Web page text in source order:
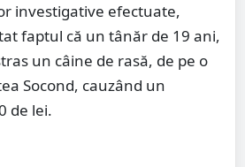
investigative efectuate,
faptul că un tânăr de 19 ani,
un câine de rasă, de pe o
Socond, cauzând un
de lei.